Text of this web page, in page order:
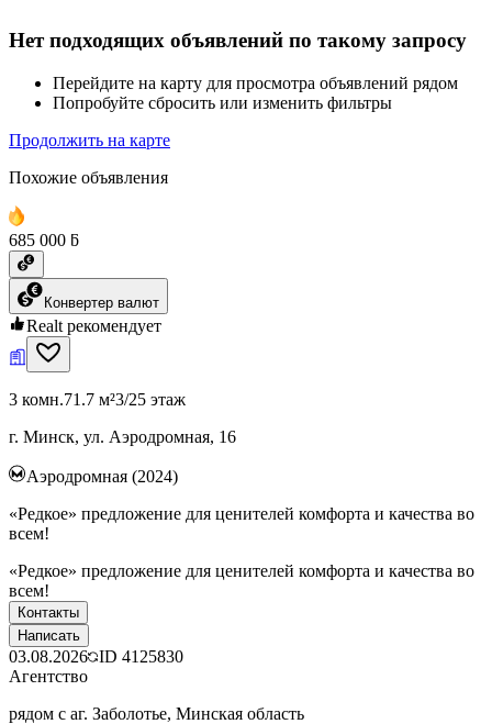
Нет подходящих объявлений по такому запросу
Перейдите на карту для просмотра объявлений рядом
Попробуйте сбросить или изменить фильтры
Продолжить на карте
Похожие объявления
685 000 ƃ
Конвертер валют
Realt рекомендует
3 комн.71.7 м²3/25 этаж
г. Минск, ул. Аэродромная, 16
Аэродромная (2024)
«Редкое» предложение для ценителей комфорта и качества во
всем!
«Редкое» предложение для ценителей комфорта и качества во
всем!
Контакты
Написать
03.08.2026 ID 4125830
Агентство
рядом с аг. Заболотье, Минская область